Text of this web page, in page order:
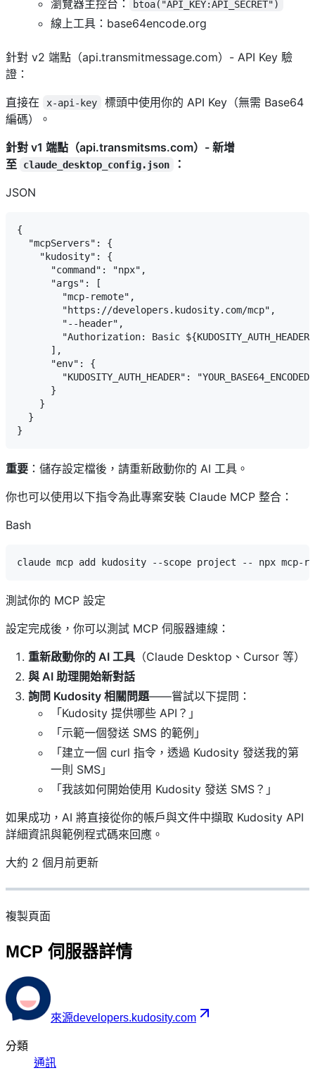
瀏覽器主控台： btoa("API_KEY:API_SECRET")
線上工具：base64encode.org
針對 v2 端點（api.transmitmessage.com）- API Key 驗
證：
直接在
x-api-key
標頭中使用你的 API Key（無需 Base64
編碼）。
針對 v1 端點（api.transmitsms.com）- 新增
至
claude_desktop_config.json
：
JSON
{
  "mcpServers": {
    "kudosity": {
      "command": "npx",
      "args": [
        "mcp-remote",
        "https://developers.kudosity.com/mcp",
        "--header",
"Authorization: Basic
      ],
      "env": {
"KUDOSITY_AUTH_HEADER":
      }
    }
  }
重要 ：儲存設定檔後，請重新啟動你的 AI 工具。
你也可以使用以下指令為此專案安裝 Claude MCP 整合：
Bash
測試你的 MCP 設定
設定完成後，你可以測試 MCP 伺服器連線：
重新啟動你的 AI 工具 （Claude Desktop、Cursor 等）
與 AI 助理開始新對話
詢問 Kudosity 相關問題——嘗試以下提問：
「Kudosity 提供哪些 API？」
「示範一個發送 SMS 的範例」
「建立一個 curl 指令，透過 Kudosity 發送我的第
一則 SMS」
「我該如何開始使用 Kudosity 發送 SMS？」
如果成功，AI 將直接從你的帳戶與文件中擷取 Kudosity API
詳細資訊與範例程式碼來回應。
大約 2 個月前更新
複製頁面
MCP 伺服器詳情
來源developers.kudosity.com
分類
通訊